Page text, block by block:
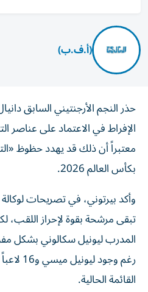
(أ.ف.ب)
حذر النجم الأرجنتيني السابق
معتبراً أن ذلك قد يهدد حظوظ
بكأس العالم 2026.
وأكد بيرتوني، في تصريحات
تبقى مرشحة بقوة لإحراز اللقب،
المدرب ليونيل سكالوني بشكل
القائمة الحالية.